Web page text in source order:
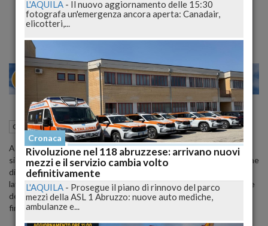
MILANO 23 28
Cronaca Sulmona (AQ) 21 Luglio 2024 19:43
A causa delle alte temperature di questi giorni, la commissione
sicurezza della Magneti Marelli di Sulmona ha stabilito l'introduzione
di due pause aggiuntive di dieci minuti ciascuna per tutti i
lavoratori. La misura, discussa in una riunione con la partecipazione
dei rappresentanti sindacali di Fim, Fiom e Uilm, resterà in vigore
fino al 3 agosto.
L'AQUILA - Il nuovo aggiornamento delle 15:30
fotografa un'emergenza ancora aperta: Canadair,
elicotteri,...
Cronaca
Rivoluzione nel 118 abruzzese: arrivano nuovi
mezzi e il servizio cambia volto
definitivamente
L'AQUILA - Prosegue il piano di rinnovo del parco
mezzi della ASL 1 Abruzzo: nuove auto mediche,
ambulanze e...